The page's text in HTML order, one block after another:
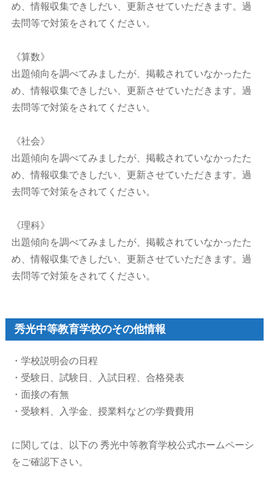
め、情報収集できしだい、更新させていただきます。過
去問等で対策をされてください。
《算数》
出題傾向を調べてみましたが、掲載されていなかったた
め、情報収集できしだい、更新させていただきます。過
去問等で対策をされてください。
《社会》
出題傾向を調べてみましたが、掲載されていなかったた
め、情報収集できしだい、更新させていただきます。過
去問等で対策をされてください。
《理科》
出題傾向を調べてみましたが、掲載されていなかったた
め、情報収集できしだい、更新させていただきます。過
去問等で対策をされてください。
秀光中等教育学校のその他情報
・学校説明会の日程
・受験日、試験日、入試日程、合格発表
・面接の有無
・受験料、入学金、授業料などの学費費用
に関しては、以下の 秀光中等教育学校公式ホームペーシ
をご確認下さい。